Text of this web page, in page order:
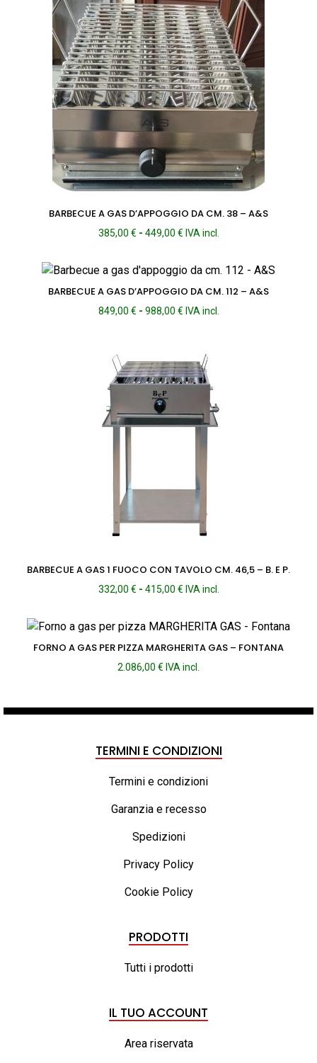
BARBECUE A GAS D’APPOGGIO DA CM. 38 – A&S
385,00 € - 449,00 €Fascia
da
385,00 €
449,00 €
IVA incl.
BARBECUE A GAS D’APPOGGIO DA CM. 112 – A&S
849,00 € - 988,00 €Fascia
849,00 €
a
IVA incl.
BARBECUE A GAS 1 FUOCO CON TAVOLO CM. 46,5 – B. E P.
332,00 € - 415,00 €Fascia
da
332,00 €
415,00 €
IVA incl.
FORNO A GAS PER PIZZA MARGHERITA GAS – FONTANA
2.086,00 € IVA incl.
TERMINI E CONDIZIONI
Termini e condizioni
Garanzia e recesso
Spedizioni
Privacy Policy
Cookie Policy
PRODOTTI
Tutti i prodotti
IL TUO ACCOUNT
Area riservata